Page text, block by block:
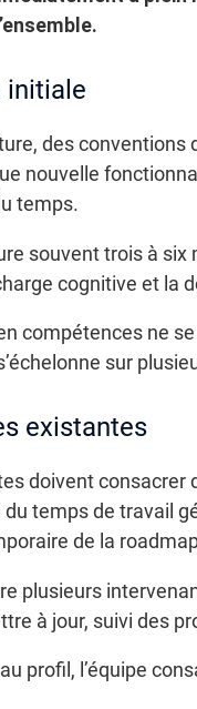
initiale
des
nouvelle
temps.
souvent trois à
cognitive et la
compétences ne
sur
existantes
doivent
temps de travail
de la
plusieurs
à jour, suivi des
profil, l’équipe